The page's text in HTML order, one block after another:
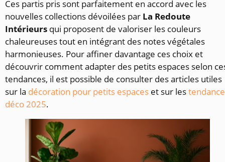
Ces partis pris sont parfaitement en accord avec les
nouvelles collections dévoilées par La Redoute
Intérieurs qui proposent de valoriser les couleurs
chaleureuses tout en intégrant des notes végétales
harmonieuses. Pour affiner davantage ces choix et
découvrir comment adapter des petits espaces selon
tendances, il est possible de consulter des articles utiles
sur la décoration pour petits espaces et sur les
déco 2025.